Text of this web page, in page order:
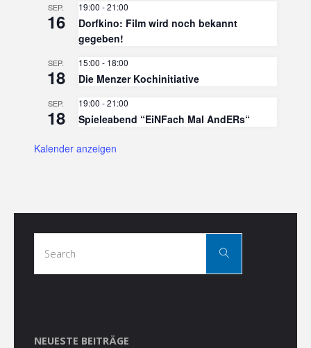
SEP.
16
19:00 -21:00
Dorfkino: Film wird noch bekannt
gegeben!
SEP.
18
15:00 - 18:00
Die Menzer Kochinitiative
SEP.
18
19:00 -21:00
Spieleabend “EiNFach Mal AndERs“
Kalender anzeigen
Search
NEUESTE BEITRÄGE